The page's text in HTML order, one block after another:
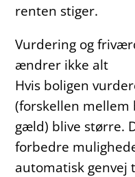
renten stiger.
Vurdering og
ændrer ikke alt
Hvis boligen
(forskellen mellem
gæld) blive større.
forbedre
automatisk genvej